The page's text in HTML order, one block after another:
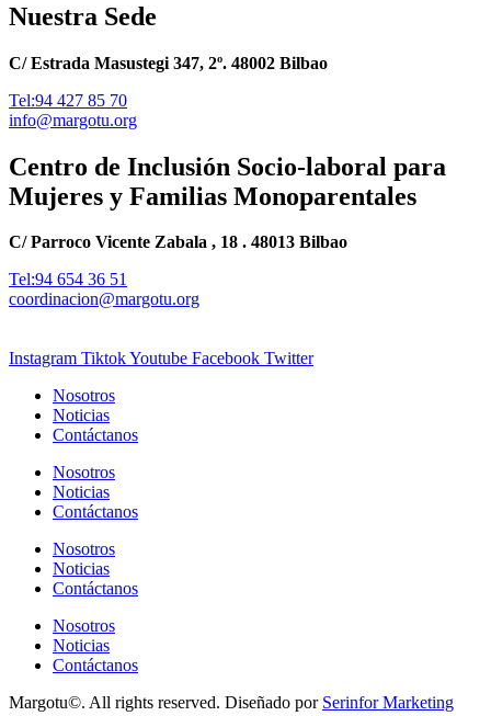
Nuestra Sede
C/ Estrada Masustegi 347, 2º. 48002 Bilbao
Tel:94 427 85 70
info@margotu.org
Centro de Inclusión Socio-laboral para
Mujeres y Familias Monoparentales
C/ Parroco Vicente Zabala , 18 . 48013 Bilbao
Tel:94 654 36 51
coordinacion@margotu.org
Instagram TiktokYoutube Facebook Twitter
Nosotros
Noticias
Contáctanos
Nosotros
Noticias
Contáctanos
Nosotros
Noticias
Contáctanos
Nosotros
Noticias
Contáctanos
Margotu©. All rights reserved. Diseñado por Serinfor Marketing